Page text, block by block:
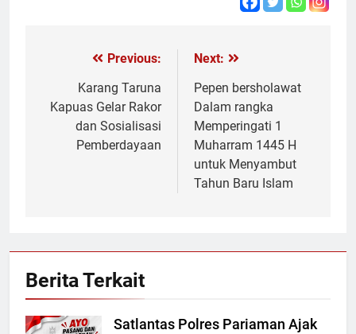
NavigasiPrevious:
Karang Taruna
Kapuas Gelar Rakor
dan Sosialisasi
Pemberdayaan
Next:
Pepen bersholawat
Dalam rangka
Memperingati 1
Muharram 1445 H
untuk Menyambut
Tahun Baru Islam
Berita Terkait
Satlantas Polres Pariaman Ajak